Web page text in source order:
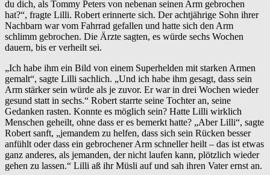
du dich, als Tommy Peters von nebenan seinen Arm gebrochen
hat?“, fragte Lilli. Robert erinnerte sich. Der achtjährige Sohn ihrer
Nachbarn war vom Fahrrad gefallen und hatte sich den Arm
schlimm gebrochen. Die Ärzte sagten, es würde sechs Wochen
dauern, bis er verheilt sei.
„Ich habe ihm ein Bild von einem Superhelden mit starken Armen
gemalt“, sagte Lilli sachlich. „Und ich habe ihm gesagt, dass sein
Arm stärker sein würde als je zuvor. Er war in drei Wochen wieder
gesund statt in sechs.“ Robert starrte seine Tochter an, seine
Gedanken rasten. Konnte es möglich sein? Hatte Lilli wirklich
Menschen geheilt, ohne dass er es bemerkt hatte? „Aber Lilli“, sagte
Robert sanft, „jemandem zu helfen, dass sich sein Rücken besser
anfühlt oder dass ein gebrochener Arm schneller heilt – das ist etwas
ganz anderes, als jemanden, der nicht laufen kann, plötzlich wieder
gehen zu lassen.“ Lilli aß ihr Müsli auf und sah ihren Vater ernst an.